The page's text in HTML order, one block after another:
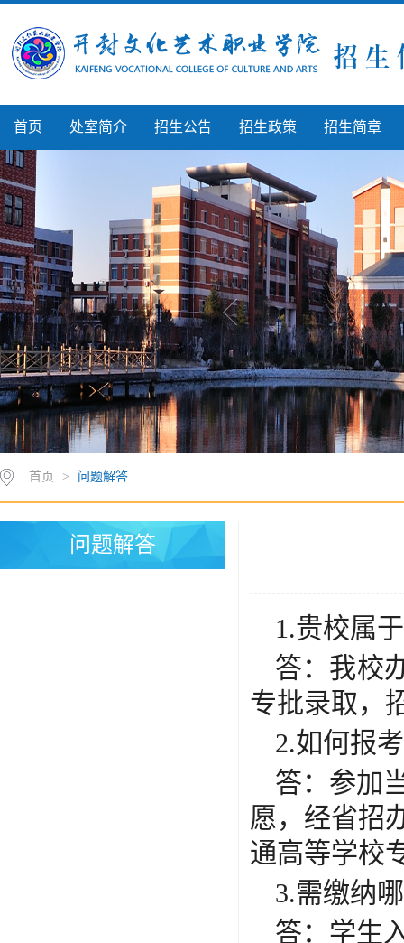
首页 处室简介 招生公告 招生政策 招生简章
首页 > 问题解答
问题解答
1.贵校属
答：我校
专批录取，
2.如何报
答：参加
愿，经省招
通高等学校
3.需缴纳
答：学生